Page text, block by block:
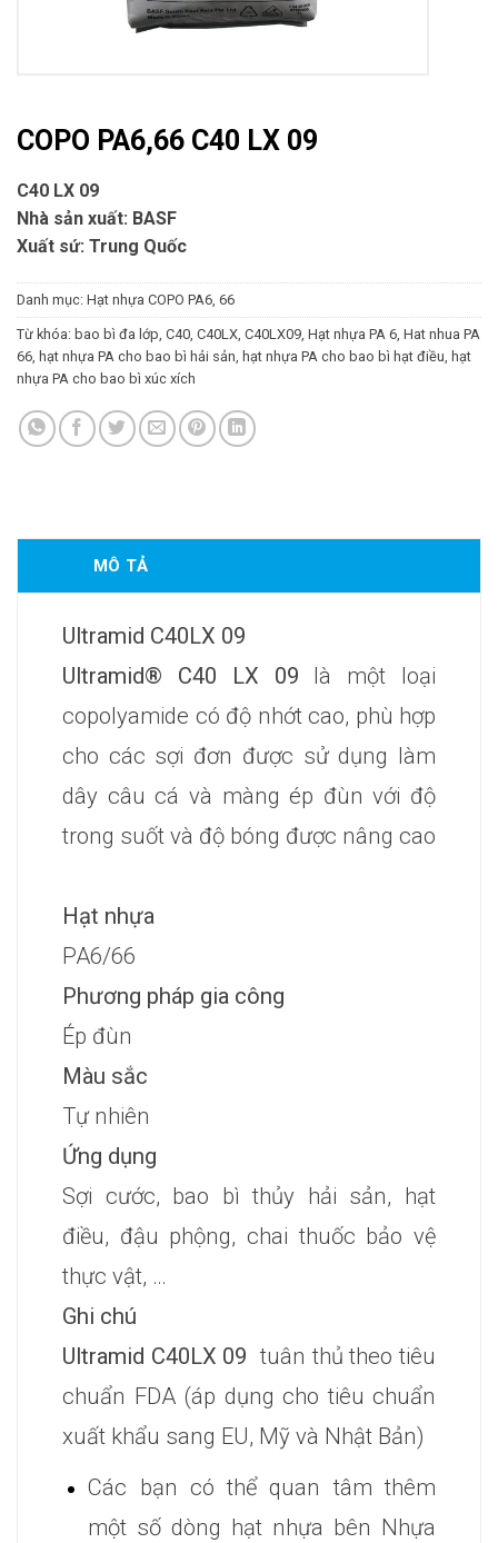
COPO PA6,66 C40 LX 09
C40 LX 09
Nhà sản xuất: BASF
Xuất sứ: Trung Quốc
Danh mục: Hạt nhựa COPO PA6, 66
Từ khóa: bao bì đa lớp, C40, C40LX, C40LX09, Hạt nhựa PA 6, Hat nhua PA
66, hạt nhựa PA cho bao bì hải sản, hạt nhựa PA cho bao bì hạt điều, hạt
nhựa PA cho bao bì xúc xích
MÔ TẢ
Ultramid C40LX 09
Ultramid® C40 LX 09 là một loại
copolyamide có độ nhớt cao, phù hợp
cho các sợi đơn được sử dụng làm
dây câu cá và màng ép đùn với độ
trong suốt và độ bóng được nâng cao
Hạt nhựa
PA6/66
Phương pháp gia công
Ép đùn
Màu sắc
Tự nhiên
Ứng dụng
Sợi cước, bao bì thủy hải sản, hạt
điều, đậu phộng, chai thuốc bảo vệ
thực vật, …
Ghi chú
Ultramid C40LX 09 tuân thủ theo tiêu
chuẩn FDA (áp dụng cho tiêu chuẩn
xuất khẩu sang EU, Mỹ và Nhật Bản)
Các bạn có thể quan tâm thêm
một số dòng hạt nhựa bên Nhựa